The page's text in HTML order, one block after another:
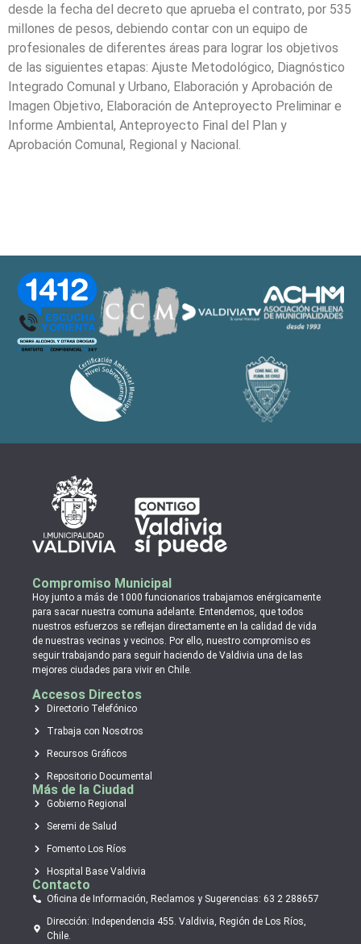
desde la fecha del decreto que aprueba el contrato, por 535
millones de pesos, debiendo contar con un equipo de
profesionales de diferentes áreas para lograr los objetivos
de las siguientes etapas: Ajuste Metodológico, Diagnóstico
Integrado Comunal y Urbano, Elaboración y Aprobación de
Imagen Objetivo, Elaboración de Anteproyecto Preliminar e
Informe Ambiental, Anteproyecto Final del Plan y
Aprobación Comunal, Regional y Nacional.
Compromiso Municipal
Hoy junto a más de 1000 funcionarios trabajamos enérgicamente
para sacar nuestra comuna adelante. Entendemos, que todos
nuestros esfuerzos se reflejan directamente en la calidad de vida
de nuestras vecinas y vecinos. Por ello, nuestro compromiso es
seguir trabajando para seguir haciendo de Valdivia una de las
mejores ciudades para vivir en Chile.
Accesos Directos
Directorio Telefónico
Trabaja con Nosotros
Recursos Gráficos
Repositorio Documental
Más de la Ciudad
Gobierno Regional
Seremi de Salud
Fomento Los Ríos
Hospital Base Valdivia
Contacto
Oficina de Información, Reclamos y Sugerencias: 63 2 288657
Dirección: Independencia 455. Valdivia, Región de Los Ríos,
Chile.